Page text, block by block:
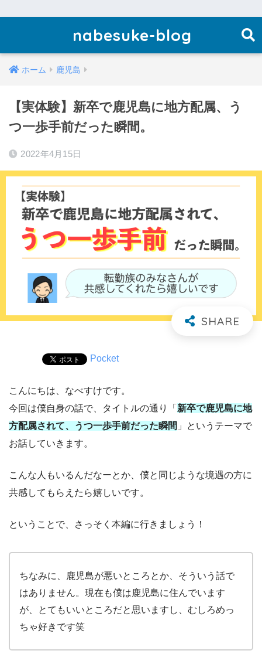
nabesuke-blog
ホーム 鹿児島
【実体験】新卒で鹿児島に地方配属、う
つ一歩手前だった瞬間。
2022年4月15日
Pocket
こんにちは、なべすけです。
今回は僕自身の話で、タイトルの通り「 新卒で鹿児島に地
方配属されて、うつ一歩手前だった瞬間 」というテーマで
お話していきます。
こんな人もいるんだなーとか、僕と同じような境遇の方に
共感してもらえたら嬉しいです。
ということで、さっそく本編に行きましょう！
ちなみに、鹿児島が悪いところとか、そういう話で
はありません。現在も僕は鹿児島に住んでいます
が、とてもいいところだと思いますし、むしろめっ
ちゃ好きです笑